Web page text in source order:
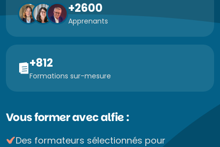
+2600
Apprenants
+812
Formations sur-mesure
Vous former avec alfie :
Des formateurs sélectionnés pour